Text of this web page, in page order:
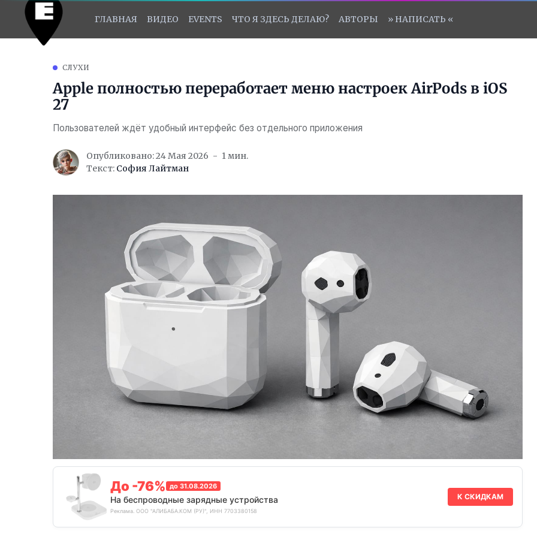
ГЛАВНАЯ ВИДЕО EVENTS ЧТО Я ЗДЕСЬ ДЕЛАЮ? АВТОРЫ » НАПИСАТЬ «
СЛУХИ
Apple полностью переработает меню настроек AirPods в iOS
27
Пользователей ждёт удобный интерфейс без отдельного приложения
Опубликовано: 24 Мая 2026
1 мин.
Текст: София Лайтман
До -76% до 31.08.2026
На беспроводные зарядные устройства
Реклама. ООО "АЛИБАБА.КОМ (РУ)", ИНН 7703380158
К СКИДКАМ